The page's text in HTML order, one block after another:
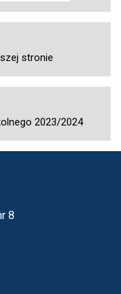
stronie
2023/2024
8